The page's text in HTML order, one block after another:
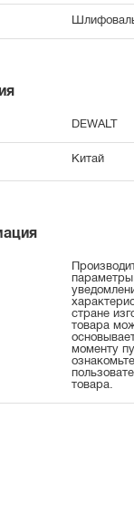
DEWALT
Китай
параметры
стране
товара
моменту
товара.